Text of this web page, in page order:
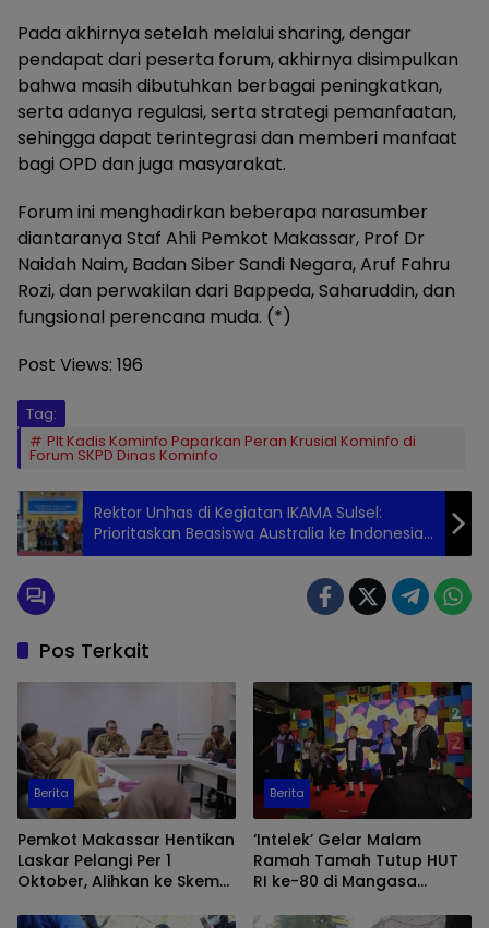
Pada akhirnya setelah melalui sharing, dengar
pendapat dari peserta forum, akhirnya disimpulkan
bahwa masih dibutuhkan berbagai peningkatkan,
serta adanya regulasi, serta strategi pemanfaatan,
sehingga dapat terintegrasi dan memberi manfaat
bagi OPD dan juga masyarakat.
Forum ini menghadirkan beberapa narasumber
diantaranya Staf Ahli Pemkot Makassar, Prof Dr
Naidah Naim, Badan Siber Sandi Negara, Aruf Fahru
Rozi, dan perwakilan dari Bappeda, Saharuddin, dan
fungsional perencana muda. (*)
Post Views: 196
Tag:
Plt Kadis Kominfo Paparkan Peran Krusial Kominfo di
Forum SKPD Dinas Kominfo
Rektor Unhas di Kegiatan IKAMA Sulsel:
Prioritaskan Beasiswa Australia ke Indonesia
Timur
Pos Terkait
Berita
Pemkot Makassar Hentikan
Laskar Pelangi Per 1
Oktober, Alihkan ke Skema
Berita
‘Intelek’ Gelar Malam
Ramah Tamah Tutup HUT
RI ke-80 di Mangasa